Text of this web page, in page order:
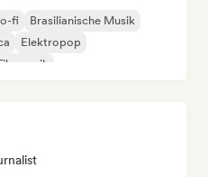
fi
Brasilianische Musik
Elektropop